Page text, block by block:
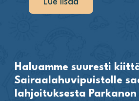
Lue lisää
Haluamme suuresti
Sairaalahuvipuistolle
lahjoituksesta Parkanon